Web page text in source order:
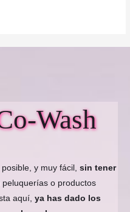
Wash
posible, y muy fácil, sin tener
o productos
aquí, ya has dado los